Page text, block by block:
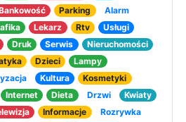
Parking
Alarm
Lekarz Rtv
Usługi
Druk Serwis
Nieruchomości
Dzieci
Lampy
Kultura
Kosmetyki
Internet Dieta Drzwi
Kwiaty
Informacje
Rozrywka